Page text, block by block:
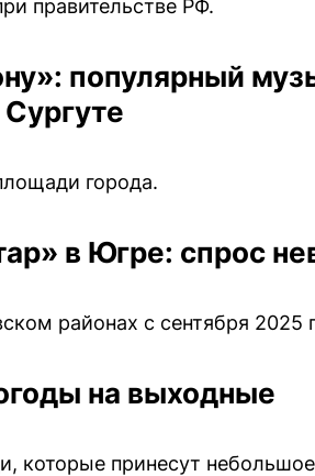
правительстве РФ.
популярный
города.
в Югре: спрос
районах с сентября 2025
на выходные
принесут небольшое